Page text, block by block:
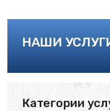
НАШИ
Категории